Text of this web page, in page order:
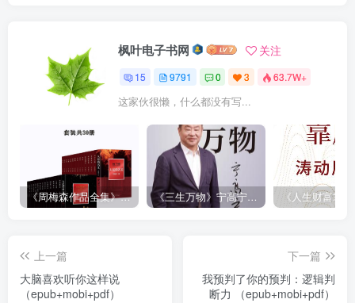
枫叶电子书网 关注
15 9791 0 3 63.7W+
这家伙很懒，什么都没有写...
《周梅森作品全集》[共30册] 《三生万物》宁高宁（epub+mobi+azw3+pdf）
上一篇
大脑喜欢听你这样说
（epub+mobi+pdf）
下一篇
我预判了你的预判：逻辑判
断力 （epub+mobi+pdf）